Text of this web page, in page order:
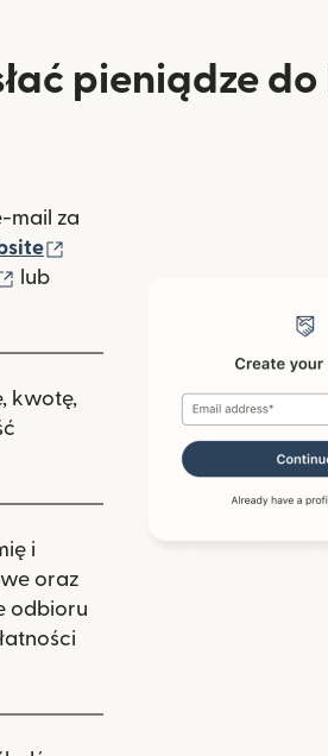
pieniądze do
mail za
(otwiera się w nowym oknie)
lub
kwotę,
i
oraz
odbioru